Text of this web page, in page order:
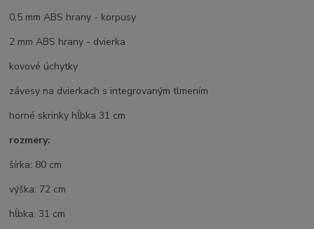
0,5 mm ABS hrany - korpusy
2 mm ABS hrany - dvierka
kovové úchytky
závesy na dvierkach s integrovaným tlmením
horné skrinky hĺbka 31 cm
rozmery:
šírka: 80 cm
výška: 72 cm
hĺbka: 31 cm